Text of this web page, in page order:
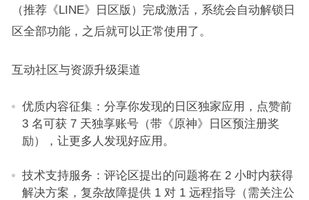
（推荐《LINE》日区版）完成激活，系统会自动解锁日
区全部功能，之后就可以正常使用了。​
互动社区与资源升级渠道​
优质内容征集：分享你发现的日区独家应用，点赞前
3 名可获 7 天独享账号（带《原神》日区预注册奖
励），让更多人发现好应用。​
技术支持服务：评论区提出的问题将在 2 小时内获得
解决方案，复杂故障提供 1 对 1 远程指导（需关注公